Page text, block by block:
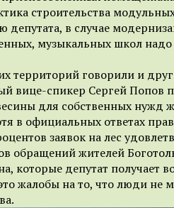
строительства
депутата, в случае
музыкальных школ
территорий говорили и
вице-спикер Сергей Попов
для собственных нужд
в официальных ответах
заявок на лес
обращений жителей
которые депутат получает
жалобы на то, что люди не